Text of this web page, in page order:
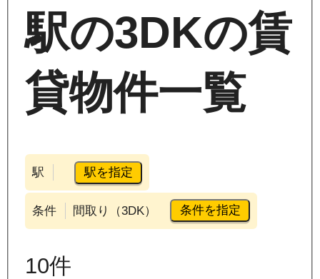
駅の3DKの賃
貸物件一覧
駅 駅を指定
条件 間取り（3DK） 条件を指定
10件